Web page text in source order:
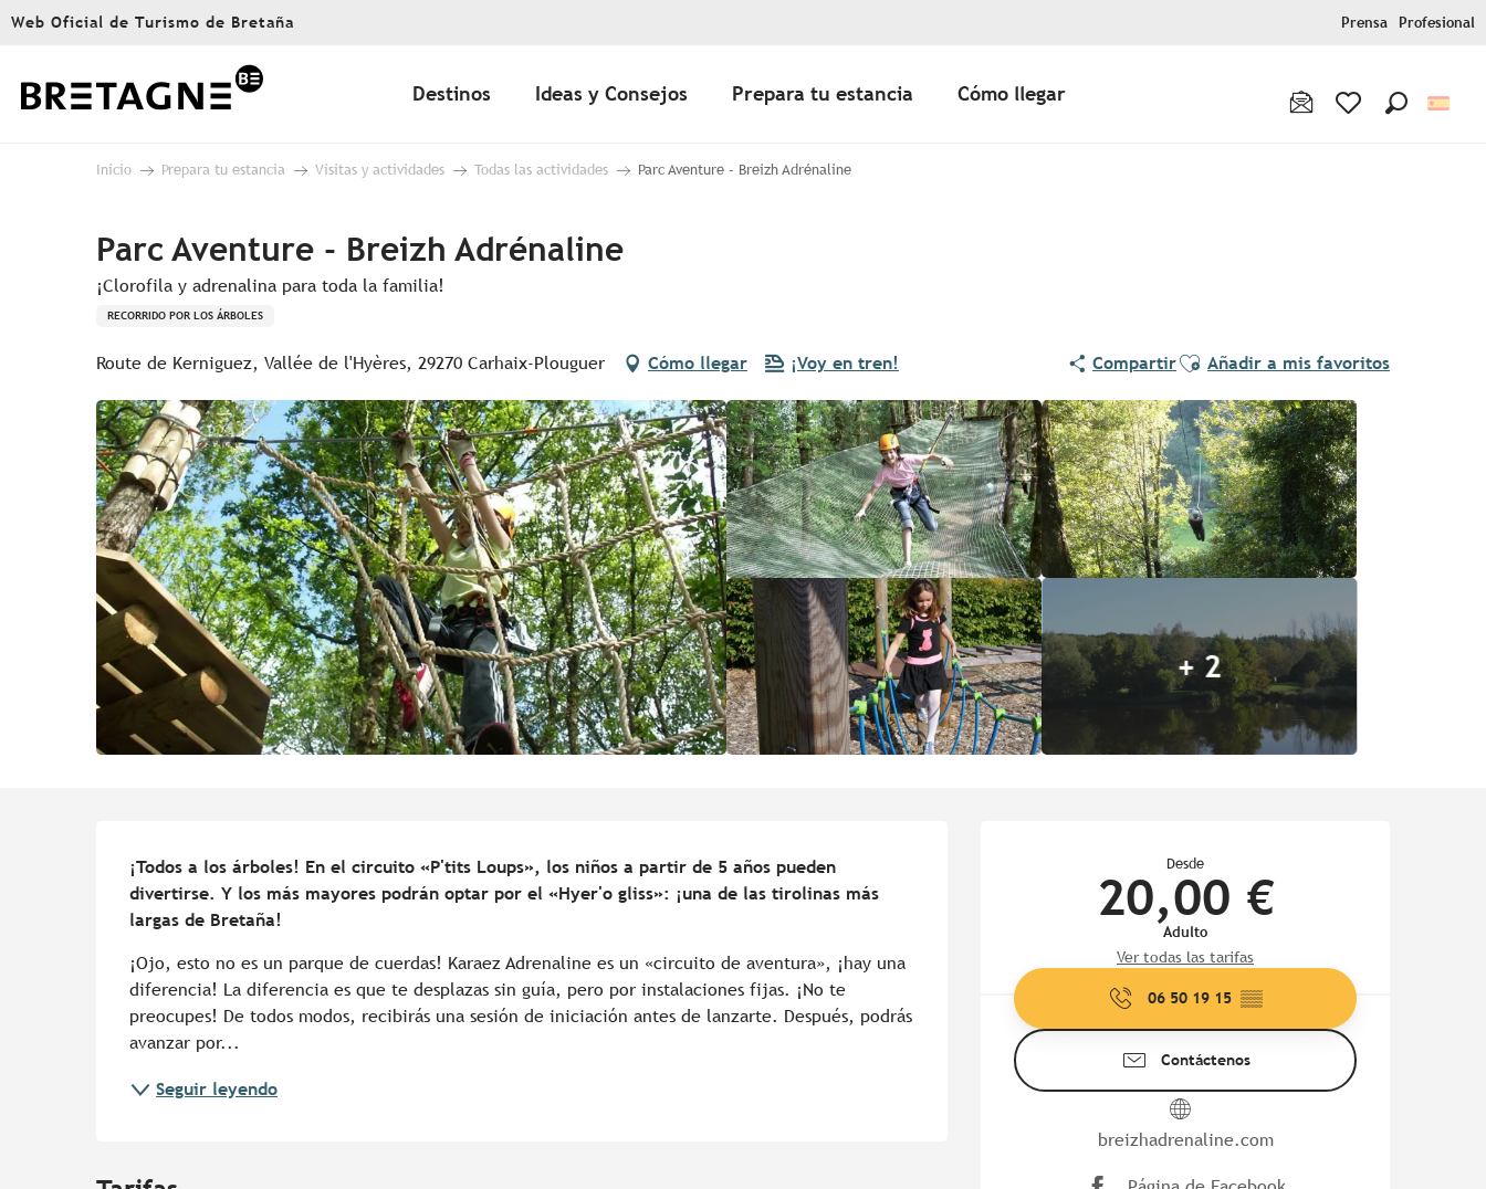
Aller
principal
Web Oficial de Turismo de Bretaña Prensa Profesional
Destinos Ideas y Consejos Prepara tu estancia Cómo llegar
Inicio Prepara tu estancia Visitas y actividades Todas las actividades Parc Aventure - Breizh Adrénaline
Parc Aventure - Breizh Adrénaline
¡Clorofila y adrenalina para toda la familia!
RECORRIDO POR LOS ÁRBOLES
Route de Kerniguez, Vallée de l'Hyères, 29270 Carhaix-Plouguer Cómo llegar ¡Voy en tren! CompartirAjouter aux favoris
Añadir a mis favoritos
+ 2
Desde
20,00 €
Adulto
Ver todas las tarifas
06 50 19 15 ▒▒
Contáctenos
breizhadrenaline.com
¡Todos a los árboles! En el circuito «P'tits Loups», los niños a partir de 5 años pueden
divertirse. Y los más mayores podrán optar por el «Hyer'o gliss»: ¡una de las tirolinas más
largas de Bretaña!
¡Ojo, esto no es un parque de cuerdas! Karaez Adrenaline es un «circuito de aventura», ¡hay una
diferencia! La diferencia es que te desplazas sin guía, pero por instalaciones fijas. ¡No te
preocupes! De todos modos, recibirás una sesión de iniciación antes de lanzarte. Después, podrás
avanzar por...
Seguir leyendo